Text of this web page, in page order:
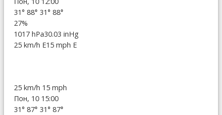
31° 88° 31° 88°
27%
1017 hPa30.03 inHg
25 km/h E15 mph E
25 km/h 15 mph
Пон, 10 15:00
31° 87° 31° 87°